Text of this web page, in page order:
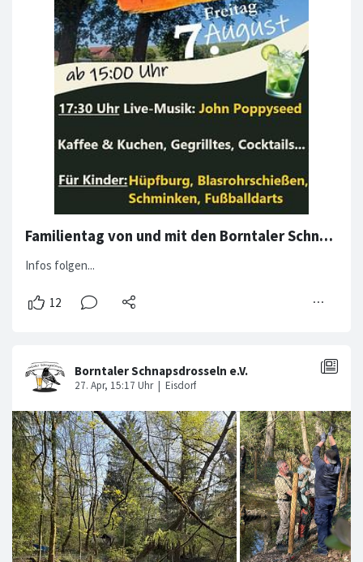
Familientag von und mit den Borntaler Schnapsdrosseln
Infos folgen...